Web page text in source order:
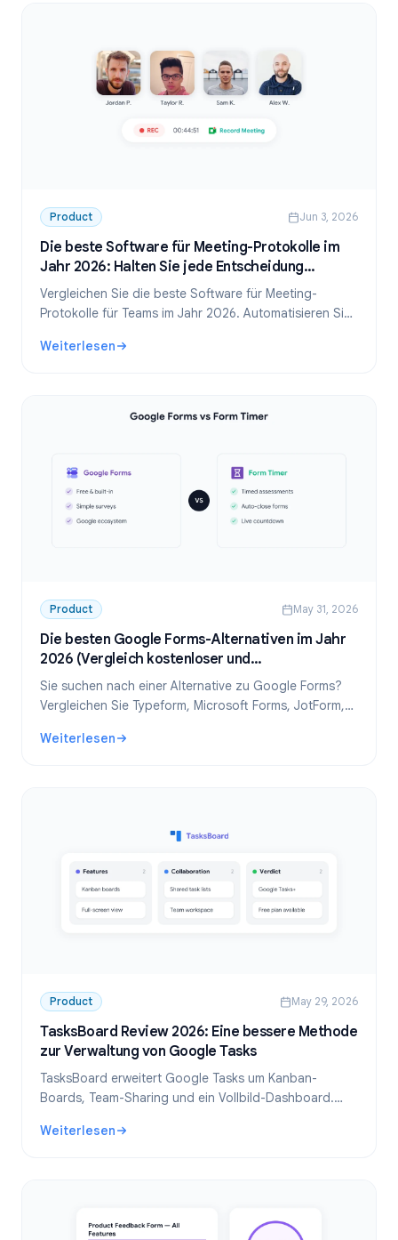
Product Jun 3, 2026
Die beste Software für Meeting-Protokolle im
Jahr 2026: Halten Sie jede Entscheidung
automatisch fest
Vergleichen Sie die beste Software für Meeting-
Protokolle für Teams im Jahr 2026. Automatisieren Sie
nach jedem Anruf nichts verloren geht.
Weiterlesen
: Die beste Software für Meeting-Protokolle im Jahr
Product May 31, 2026
Die besten Google Forms-Alternativen im Jahr
2026 (Vergleich kostenloser und
kostenpflichtiger Optionen)
Sie suchen nach einer Alternative zu Google Forms?
Vergleichen Sie Typeform, Microsoft Forms, JotForm,
kostenlosen Formular-Builder für Ihre Anforderungen.
Weiterlesen
: Die besten Google Forms-Alternativen im Jahr 2026
Product May 29, 2026
TasksBoard Review 2026: Eine bessere Methode
zur Verwaltung von Google Tasks
TasksBoard erweitert Google Tasks um Kanban-
Boards, Team-Sharing und ein Vollbild-Dashboard.
Funktionen, Preise und die ideale Zielgruppe.
Weiterlesen
: TasksBoard Review 2026: Eine bessere Methode zur